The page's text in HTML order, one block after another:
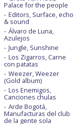
Palace for the people
Editors, Surface, echo
& sound
Álvaro de Luna,
Azulejos
Jungle, Sunshine
Los Zigarros, Carne
con patatas
Weezer, Weezer
(Gold album)
Los Enemigos,
Canciones chulas
Arde Bogotá,
Manufacturas del club
de la gente sola